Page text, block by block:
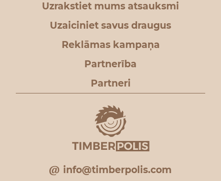
Uzrakstiet mums atsauksmi
Uzaiciniet savus draugus
Reklāmas kampaņa
Partnerība
Partneri
info@timberpolis.com